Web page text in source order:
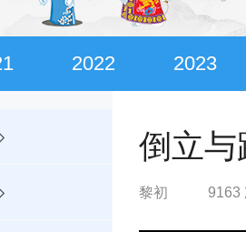
2022 2023
倒立与
黎初 9163